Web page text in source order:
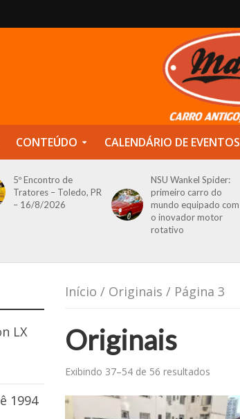
CONTEÚDO CALENDÁRIO DE EVENTOS
5º Encontro de
Tratores – Toledo, PR
– 16/8/2026
NSU Wankel Spider:
primeiro carro do
mundo equipado com
o inovador motor
rotativo
Início / Originais / Página 3
Originais
Exibindo 37–54 de 56 resultados
LX
1994